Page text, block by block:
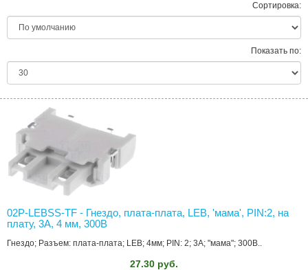
Сортировка:
Показать по:
02P-LEBSS-TF - Гнездо, плата-плата, LEB, 'мама', PIN:2, на
плату, 3А, 4 мм, 300В
Гнездо; Разъем: плата-плата; LEB; 4мм; PIN: 2; 3А; "мама"; 300В..
27.30 руб.